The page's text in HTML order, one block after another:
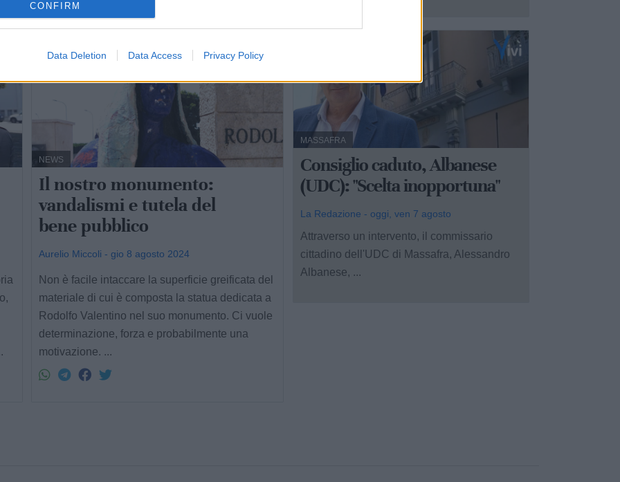
CONFIRM
Data Deletion Data Access Privacy Policy
NEWS
Il nostro monumento:
vandalismi e tutela del
bene pubblico
Aurelio Miccoli - gio 8 agosto 2024
Non è facile intaccare la superficie greificata del
materiale di cui è composta la statua dedicata a
Rodolfo Valentino nel suo monumento. Ci vuole
determinazione, forza e probabilmente una
motivazione. ...
MASSAFRA
Consiglio caduto, Albanese
(UDC): "Scelta inopportuna"
La Redazione - oggi, ven 7 agosto
Attraverso un intervento, il commissario
cittadino dell'UDC di Massafra, Alessandro
Albanese, ...